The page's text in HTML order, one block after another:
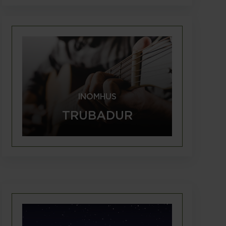
INOMHUS
TRUBADUR
Trubadur
En trubadur passar in på nästan
alla slags tillställningar. Vi
anpassar repertoaren, artisten
& framförandet efter önskemål
iFrågesporten
En rolig och interaktiv